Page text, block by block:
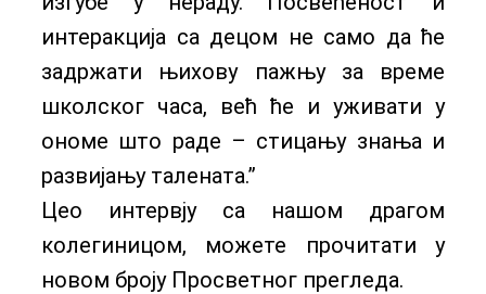
интеракција са децом не само да ће
задржати њихову пажњу за време
школског часа, већ ће и уживати у
ономе што раде – стицању знања и
развијању талената.”
Цео интервју са нашом драгом
колегиницом, можете прочитати у
новом броју Просветног прегледа.